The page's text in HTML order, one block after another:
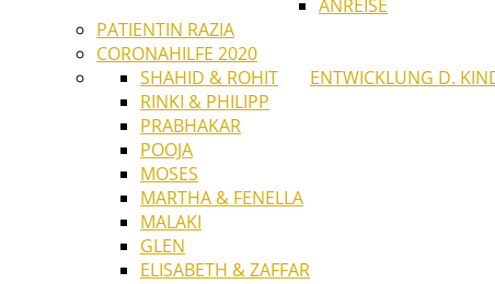
ANREISE
PATIENTIN RAZIA
CORONAHILFE 2020
ENTWICKLUNG D.
SHAHID & ROHIT
RINKI & PHILIPP
PRABHAKAR
POOJA
MOSES
MARTHA & FENELLA
MALAKI
GLEN
ELISABETH & ZAFFAR